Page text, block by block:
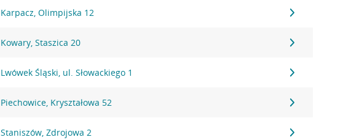
Karpacz, Olimpijska 12
Kowary, Staszica 20
Lwówek Śląski, ul. Słowackiego 1
Piechowice, Kryształowa 52
Staniszów, Zdrojowa 2